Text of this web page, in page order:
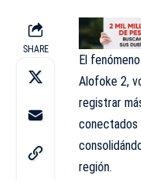
SHARE
El
Alofoke 2,
registrar
conectados
región.